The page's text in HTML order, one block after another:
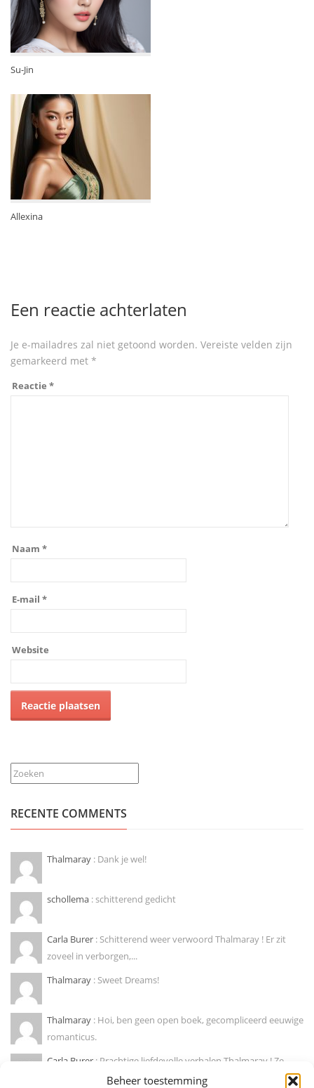
Beheer toestemming
Su-Jin
Allexina
Een reactie achterlaten
Je e-mailadres zal niet getoond worden. Vereiste velden zijn
gemarkeerd met *
Reactie *
Naam *
E-mail *
Website
Zoeken
RECENTE COMMENTS
Thalmaray : Dank je wel!
schollema : schitterend gedicht
Carla Burer : Schitterend weer verwoord Thalmaray ! Er zit
zoveel in verborgen,...
Thalmaray : Sweet Dreams!
Thalmaray : Hoi, ben geen open boek, gecompliceerd eeuwige
romanticus.
Carla Burer : Prachtige liefdevolle verhalen Thalmaray ! Ze
doen mij wegdromen naar...